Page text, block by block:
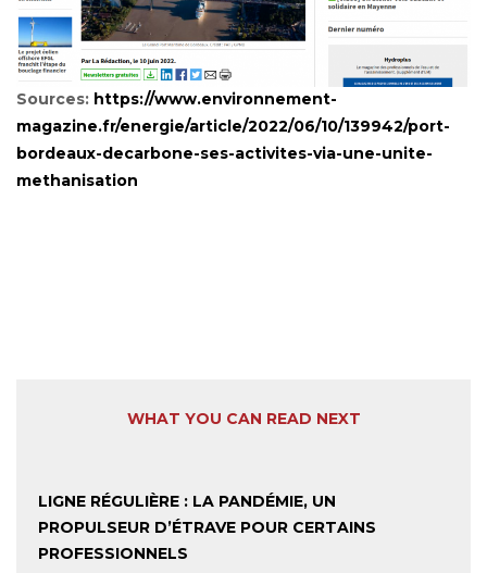
Sources: https://www.environnement-
magazine.fr/energie/article/2022/06/10/139942/port-
bordeaux-decarbone-ses-activites-via-une-unite-
methanisation
WHAT YOU CAN READ NEXT
LIGNE RÉGULIÈRE : LA PANDÉMIE, UN
PROPULSEUR D’ÉTRAVE POUR CERTAINS
PROFESSIONNELS